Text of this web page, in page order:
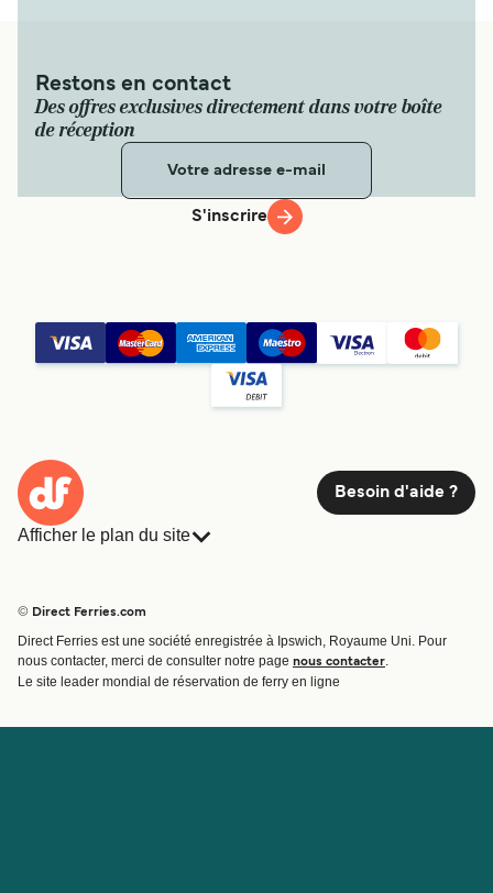
Restons en contact
Des offres exclusives directement dans votre boîte
de réception
S'inscrire
Besoin d'aide ?
Afficher le plan du site
Traversées et ports
Billet de bateau
© Direct Ferries.com
Direct Ferries est une société enregistrée à Ipswich, Royaume Uni. Pour
nous contacter, merci de consulter notre page nous contacter.
Le site leader mondial de réservation de ferry en ligne